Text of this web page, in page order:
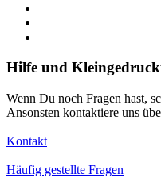
Hilfe und
Wenn Du noch Fragen hast,
Ansonsten kontaktiere uns
Kontakt
Häufig gestellte Fragen